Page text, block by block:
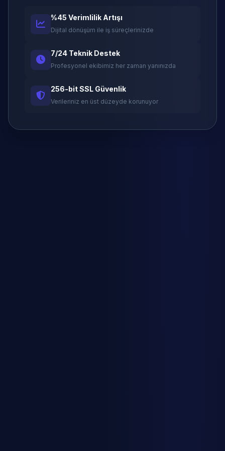
%45 Verimlilik Artışı
Dijital dönüşüm ile iş süreçlerinizde
7/24 Teknik Destek
Profesyonel ekibimiz her zaman yanınızda
256-bit SSL Güvenlik
Verileriniz en üst düzeyde korunuyor